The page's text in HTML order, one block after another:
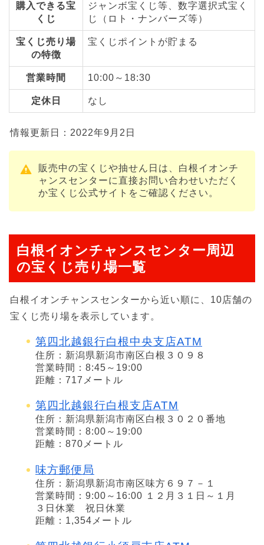
購入できる宝
くじ
ジャンボ宝くじ等、数字選択式宝く
じ（ロト・ナンバーズ等）
宝くじ売り場
の特徴
宝くじポイントが貯まる
営業時間 10:00～18:30
定休日 なし
情報更新日：2022年9月2日
販売中の宝くじや抽せん日は、白根イオンチ
ャンスセンターに直接お問い合わせいただく
か宝くじ公式サイトをご確認ください。
白根イオンチャンスセンター周辺
の宝くじ売り場一覧
白根イオンチャンスセンターから近い順に、10店舗の
宝くじ売り場を表示しています。
第四北越銀行白根中央支店ATM
住所：新潟県新潟市南区白根３０９８
営業時間：8:45～19:00
距離：717メートル
第四北越銀行白根支店ATM
住所：新潟県新潟市南区白根３０２０番地
営業時間：8:00～19:00
距離：870メートル
味方郵便局
住所：新潟県新潟市南区味方６９７－１
営業時間：9:00～16:00 １２月３１日～１月
３日休業 祝日休業
距離：1,354メートル